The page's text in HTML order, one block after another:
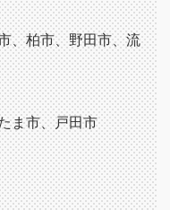
、柏市、野田市、流
ま市、戸田市